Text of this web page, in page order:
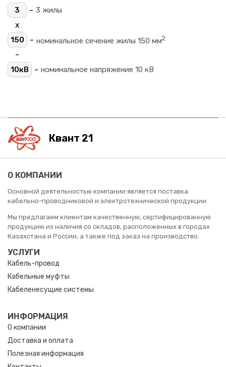
3 - 3 жилы
х
150 - номинальное сечение жилы 150 мм2
-
10кВ - номинальное напряжение 10 кВ
Квант 21
О КОМПАНИИ
Основной деятельностью компании является поставка
кабельно-проводниковой и электротехнической продукции.
Мы предлагаем клиентам качественную, сертифицированную
продукцию из наличия со складов, расположенных в городах
Казахстана и России, а также под заказ на производство.
УСЛУГИ
Кабель-провод
Кабельные муфты
Кабеленесущие системы
ИНФОРМАЦИЯ
О компании
Доставка и оплата
Полезная информация